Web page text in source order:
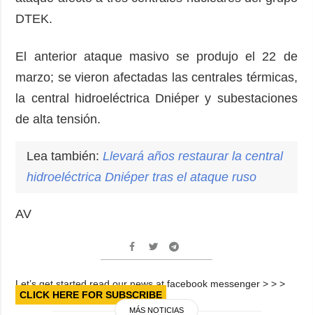
DTEK.
El anterior ataque masivo se produjo el 22 de
marzo; se vieron afectadas las centrales térmicas,
la central hidroeléctrica Dniéper y subestaciones
de alta tensión.
Lea también:Llevará años restaurar la central
hidroeléctrica Dniéper tras el ataque ruso
AV
Let’s get started read our news at facebook messenger > > >
CLICK HERE FOR SUBSCRIBE
MÁS NOTICIAS